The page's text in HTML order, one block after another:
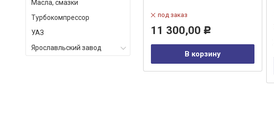
Масла, смазки
Турбокомпрессор
УАЗ
Ярославльский завод
Артикул:GB-1085
972,00
под заказ
11 300,00 Р
В корзину